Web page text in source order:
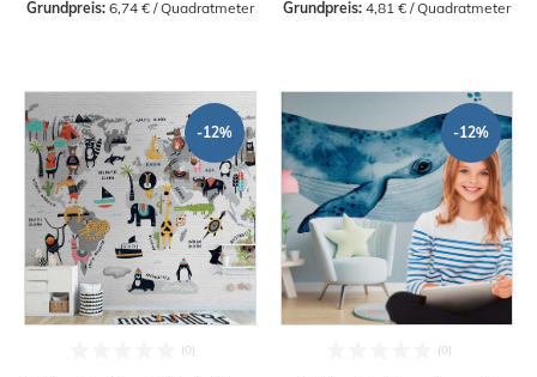
Grundpreis: 6,74 € / Quadratmeter Grundpreis: 4,81 € / Quadratmeter
-12% -12%